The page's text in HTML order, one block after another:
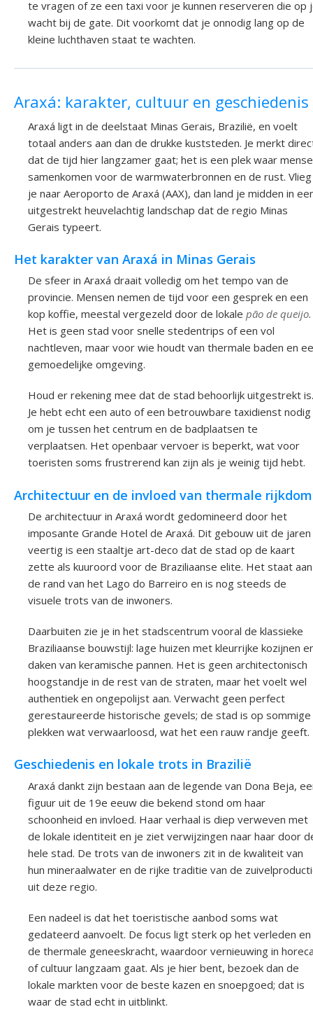
te vragen of ze een taxi voor je kunnen reserveren die op
wacht bij de gate. Dit voorkomt dat je onnodig lang op de
kleine luchthaven staat te wachten.
Araxá: karakter, cultuur en geschiedenis
Araxá ligt in de deelstaat Minas Gerais, Brazilië, en voelt
totaal anders aan dan de drukke kuststeden. Je merkt
dat de tijd hier langzamer gaat; het is een plek waar
samenkomen voor de warmwaterbronnen en de rust. Vlieg
je naar Aeroporto de Araxá (AAX), dan land je midden in
uitgestrekt heuvelachtig landschap dat de regio Minas
Gerais typeert.
Het karakter van Araxá in Minas Gerais
De sfeer in Araxá draait volledig om het tempo van de
provincie. Mensen nemen de tijd voor een gesprek en een
kop koffie, meestal vergezeld door de lokale pão de queijo.
Het is geen stad voor snelle stedentrips of een vol
nachtleven, maar voor wie houdt van thermale baden en
gemoedelijke omgeving.
Houd er rekening mee dat de stad behoorlijk uitgestrekt is.
Je hebt echt een auto of een betrouwbare taxidienst nodig
om je tussen het centrum en de badplaatsen te
verplaatsen. Het openbaar vervoer is beperkt, wat voor
toeristen soms frustrerend kan zijn als je weinig tijd hebt.
Architectuur en de invloed van thermale rijkdom
De architectuur in Araxá wordt gedomineerd door het
imposante Grande Hotel de Araxá. Dit gebouw uit de jaren
veertig is een staaltje art-deco dat de stad op de kaart
zette als kuuroord voor de Braziliaanse elite. Het staat aan
de rand van het Lago do Barreiro en is nog steeds de
visuele trots van de inwoners.
Daarbuiten zie je in het stadscentrum vooral de klassieke
Braziliaanse bouwstijl: lage huizen met kleurrijke kozijnen
daken van keramische pannen. Het is geen architectonisch
hoogstandje in de rest van de straten, maar het voelt wel
authentiek en ongepolijst aan. Verwacht geen perfect
gerestaureerde historische gevels; de stad is op sommige
plekken wat verwaarloosd, wat het een rauw randje geeft.
Geschiedenis en lokale trots in Brazilië
Araxá dankt zijn bestaan aan de legende van Dona Beja,
figuur uit de 19e eeuw die bekend stond om haar
schoonheid en invloed. Haar verhaal is diep verweven met
de lokale identiteit en je ziet verwijzingen naar haar door
hele stad. De trots van de inwoners zit in de kwaliteit van
hun mineraalwater en de rijke traditie van de
uit deze regio.
Een nadeel is dat het toeristische aanbod soms wat
gedateerd aanvoelt. De focus ligt sterk op het verleden en
de thermale geneeskracht, waardoor vernieuwing in
of cultuur langzaam gaat. Als je hier bent, bezoek dan de
lokale markten voor de beste kazen en snoepgoed; dat is
waar de stad echt in uitblinkt.